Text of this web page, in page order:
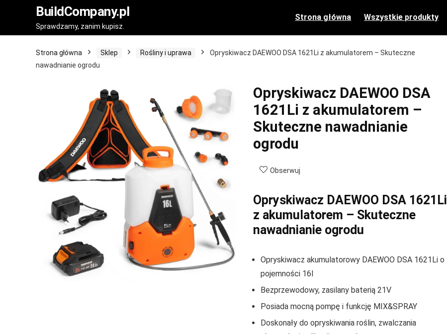
BuildCompany.pl
Sprawdzamy, zanim kupisz.
Strona główna Wszystkie produkty
Strona główna Sklep Rośliny i uprawa
Opryskiwacz DAEWOO DSA 1621Li z akumulatorem – Skuteczne
nawadnianie ogrodu
Opryskiwacz DAEWOO DSA
1621Li z akumulatorem –
Skuteczne nawadnianie
ogrodu
Obserwuj
Opryskiwacz DAEWOO DSA 1621Li
z akumulatorem – Skuteczne
nawadnianie ogrodu
Opryskiwacz akumulatorowy DAEWOO DSA 1621Li o
pojemności 16l
Bezprzewodowy, zasilany baterią 21V
Posiada mocną pompę i funkcję MIX&SPRAY
Doskonały do opryskiwania roślin, zwalczania